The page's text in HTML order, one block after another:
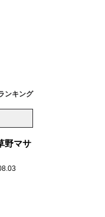
ンキング
野マサ